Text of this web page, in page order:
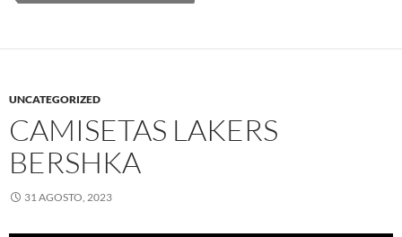
UNCATEGORIZED
CAMISETAS LAKERS
BERSHKA
31 AGOSTO, 2023